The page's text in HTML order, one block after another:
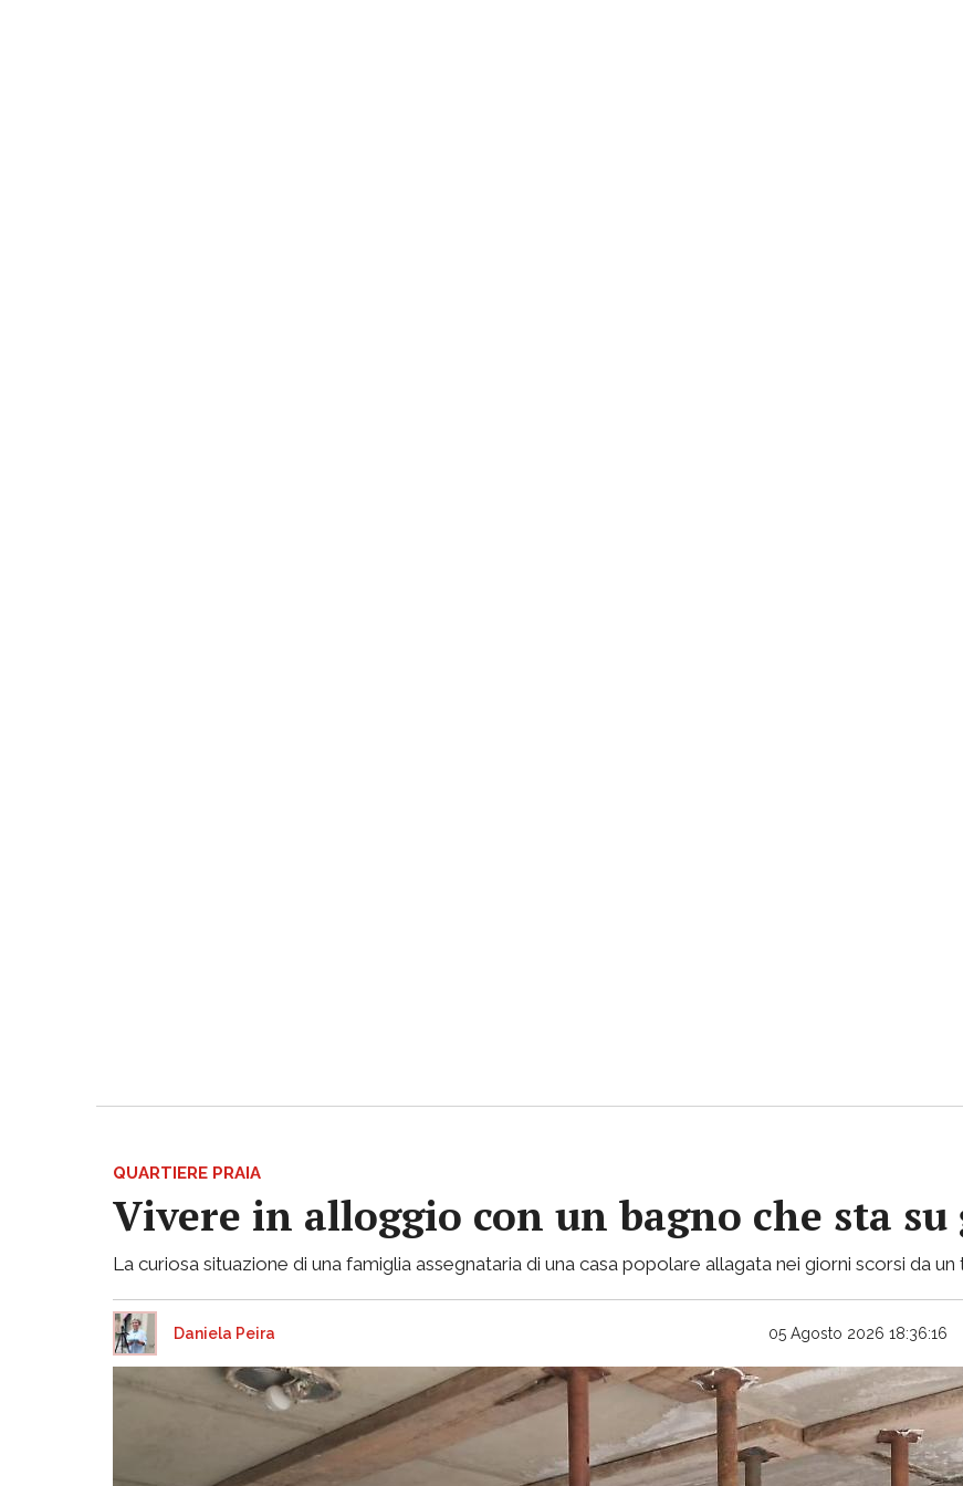
QUARTIERE PRAIA
Vivere in alloggio con un bagno che sta
La curiosa situazione di una famiglia assegnataria di una casa popolare allagata nei giorni scorsi da
Daniela Peira 05 Agosto 2026 18:36:16